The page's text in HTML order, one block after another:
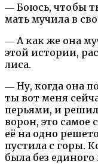
― Боюсь, чтобы
мать мучила в
― А как же она
этой истории,
лиса.
― Ну, когда она
ты вот меня
перьями, и
ворон, это самое
её на одно
пустила с горы.
была без